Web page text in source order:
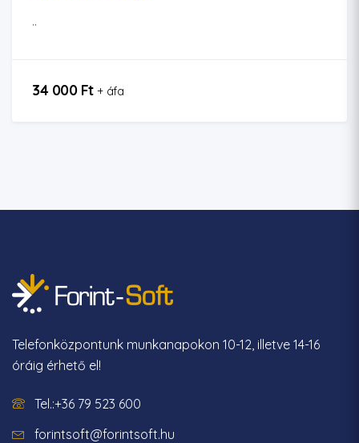
..
34 000 Ft+ áfa
Telefonközpontunk munkanapokon 10-12, illetve 14-16
óráig érhető el!
Tel.:+36 79 523 600
forintsoft@forintsoft.hu